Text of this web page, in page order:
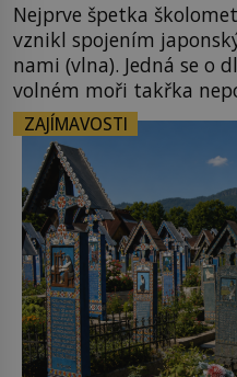
Nejprve špetka
vznikl spojením
nami (vlna). Jedná se o
volném moři takřka
vlnová délka tsunami i
na volném moři je
podobné obří vlny
tsunami si […]
ZAJÍMAVOSTI